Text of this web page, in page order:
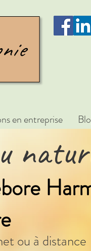
en entreprise
ou à distance